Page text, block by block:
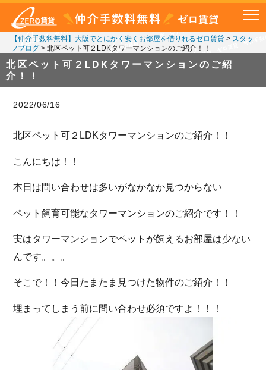
【仲介手数料無料】大阪でとにかく安くお部屋を借りれるゼロ賃貸> スタッ
フブログ> 北区ペット可２LDKタワーマンションのご紹介！！
北区ペット可２LDKタワーマンションのご紹
介！！
2022/06/16
北区ペット可２LDKタワーマンションのご紹介！！
こんにちは！！
本日は問い合わせは多いがなかなか見つからない
ペット飼育可能なタワーマンションのご紹介です！！
実はタワーマンションでペットが飼えるお部屋は少ない
んです。。。
そこで！！今日たまたま見つけた物件のご紹介！！
埋まってしまう前に問い合わせ必須ですよ！！！